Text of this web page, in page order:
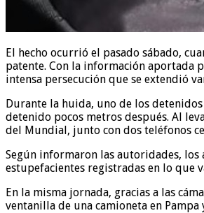
El hecho ocurrió el pasado sábado,
patente. Con la información aportada
intensa persecución que se extendió
Durante la huida, uno de los
detenido pocos metros después. Al
del Mundial, junto con dos teléfonos
Según informaron las autoridades, los
estupefacientes registradas en lo que
En la misma jornada, gracias a las
ventanilla de una camioneta en